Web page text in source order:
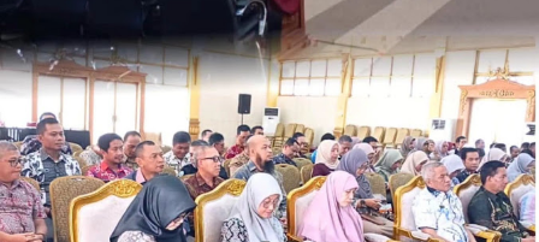
sumber daya manusia, tidak saja secara akademik, namun
harus diselaraskan dengan bekal ilmu agama,”
sambungnya.
Selain memberikan apresiasi, Ferdinad juga mengajak
seluruh pihak untuk bersama-sama menjaga suasana
kondusif selama pelaksanaan MTQ yang berlangsung
kurang lebih selama tujuh hari.